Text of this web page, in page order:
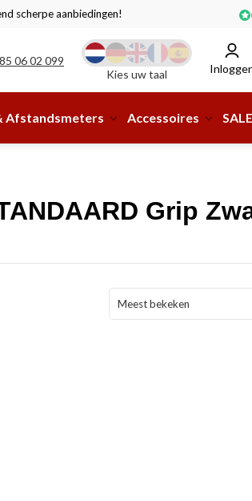
scherpe aanbiedingen! Afhalen
06 02 099
Kies uw taal
Afstandsmeters Accessoires SALE
Grip